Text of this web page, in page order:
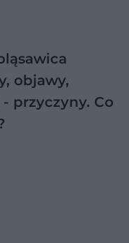
objawy,
przyczyny. Co